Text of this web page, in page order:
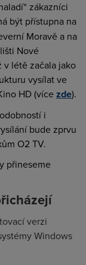
zákazníci
být přístupna na
Moravě a na
Nové
v létě začala jako
vysílat ve
HD (vícezde).
i
bude zprvu
O2 TV.
přineseme
verzi
Windows